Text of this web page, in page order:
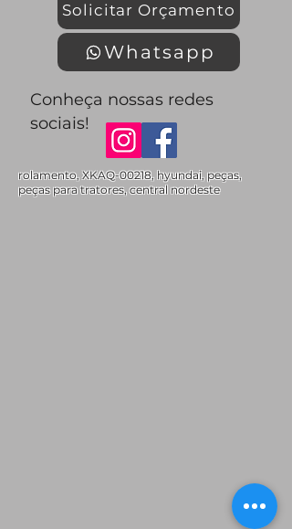
Solicitar Orçamento
Whatsapp
Conheça nossas redes
sociais!
rolamento, XKAQ-00218, hyundai, peças,
peças para tratores, central nordeste